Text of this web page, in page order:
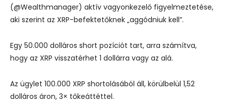
(@Wealthmanager) aktív vagyonkezelő figyelmeztetése,
aki szerint az XRP-befektetőknek „aggódniuk kell”.
Egy 50.000 dolláros short pozíciót tart, arra számítva,
hogy az XRP visszatérhet 1 dollárra vagy az alá.
Az ügylet 100.000 XRP shortolásából áll, körülbelül 1,52
dolláros áron, 3× tőkeáttéttel.